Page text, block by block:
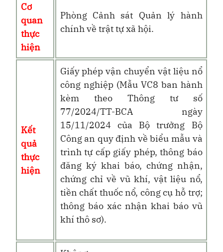
Cơ
quan
thực
hiện
Phòng Cảnh sát Quản lý hành
chính về trật tự xã hội.
Kết
quả
thực
hiện
Giấy phép vận chuyển vật liệu nổ
công nghiệp (Mẫu VC8 ban hành
kèm theo Thông tư số
77/2024/TT-BCA ngày
15/11/2024 của Bộ trưởng Bộ
Công an quy định về biểu mẫu và
trình tự cấp giấy phép, thông báo
đăng ký khai báo, chứng nhận,
chứng chỉ về vũ khí, vật liệu nổ,
tiền chất thuốc nổ, công cụ hỗ trợ;
thông báo xác nhận khai báo vũ
khí thô sơ).